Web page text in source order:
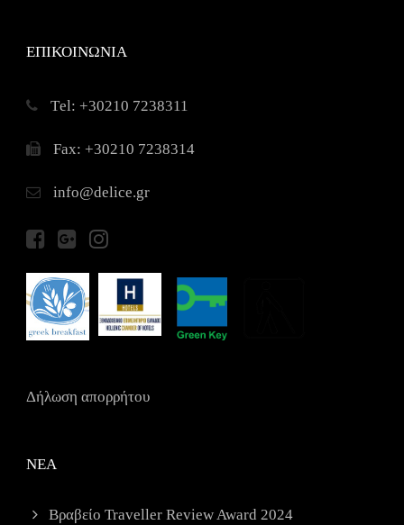
ΕΠΙΚΟΙΝΩΝΙΑ
Τel: +30210 7238311
Fax: +30210 7238314
info@delice.gr
Δήλωση απορρήτου
ΝΕΑ
Βραβείο Traveller Review Award 2024